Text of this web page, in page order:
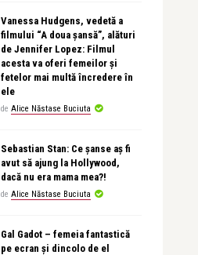
Vanessa Hudgens, vedetă a
filmului “A doua șansă”, alături
de Jennifer Lopez: Filmul
acesta va oferi femeilor și
fetelor mai multă încredere în
ele
de Alice Năstase Buciuta
Sebastian Stan: Ce șanse aș fi
avut să ajung la Hollywood,
dacă nu era mama mea?!
de Alice Năstase Buciuta
Gal Gadot – femeia fantastică
pe ecran și dincolo de el